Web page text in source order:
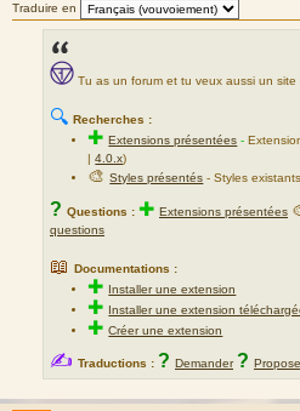
Traduire en
Tu as un forum et tu veux aussi un site
🔍 Recherches :
✚Extensions présentées -
|4.0.x)
🎨Styles présentés - Styles
? Questions : ✚ Extensions présentées
questions
📖 Documentations :
✚ Installer une extension
✚ Installer une extension
✚Créer une extension
✍ Traductions : ? Demander ?